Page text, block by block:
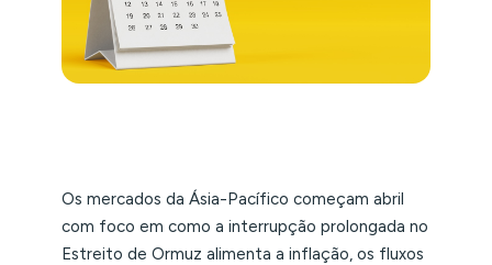
Os mercados da Ásia-Pacífico começam abril
com foco em como a interrupção prolongada no
Estreito de Ormuz alimenta a inflação, os fluxos